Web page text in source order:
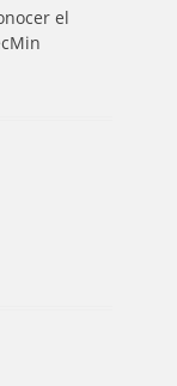
el